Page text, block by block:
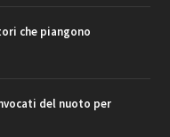
che piangono
del nuoto per